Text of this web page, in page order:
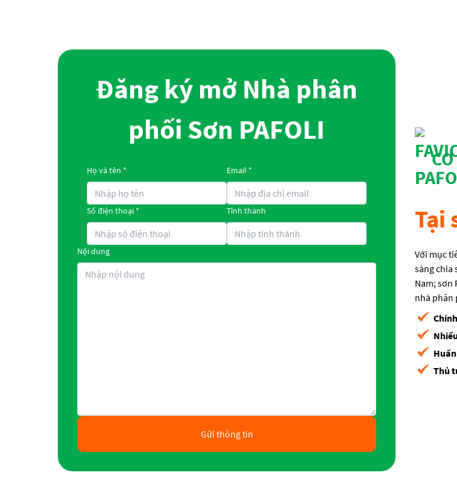
Đăng ký mở Nhà phân
phối Sơn PAFOLI
Họ và tên * Email *
Số điện thoại * Tỉnh thành
Nội dung
Tại
Với mục
sàng chia
Nam; sơn
nhà phân
Thủ